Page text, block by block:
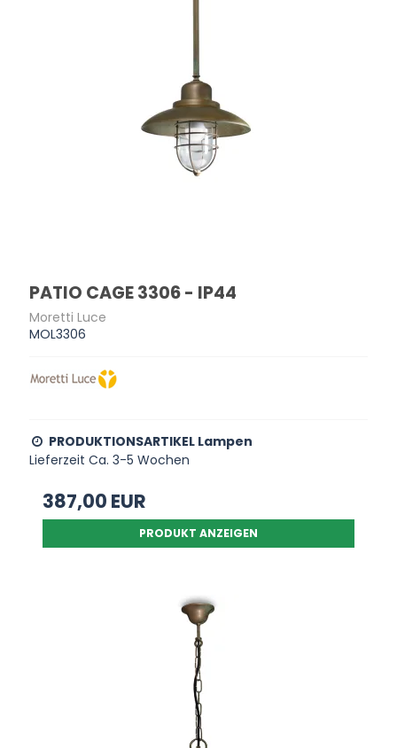
PATIO CAGE 3306 - IP44
Moretti Luce
MOL3306
PRODUKTIONSARTIKEL Lampen
Lieferzeit Ca. 3-5 Wochen
387,00 EUR
PRODUKT ANZEIGEN